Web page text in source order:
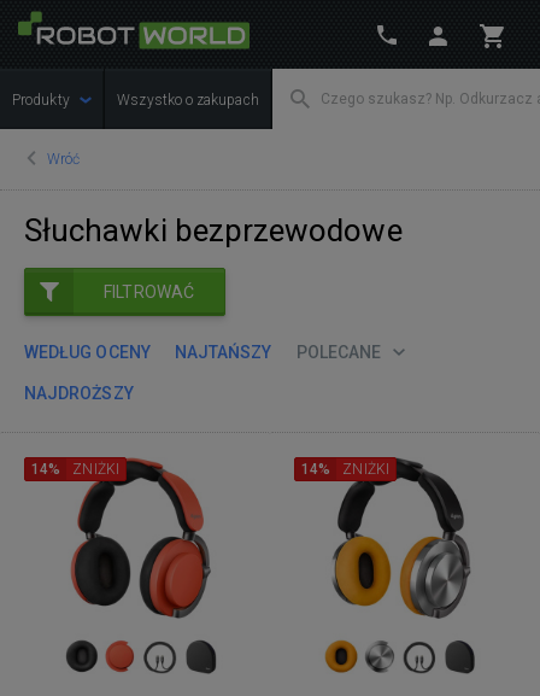
Produkty Wszystko o zakupach
Wróć
Słuchawki bezprzewodowe
FILTROWAĆ
WEDŁUG OCENY NAJTAŃSZY POLECANE
NAJDROŻSZY
14% ZNIŻKI 14% ZNIŻKI